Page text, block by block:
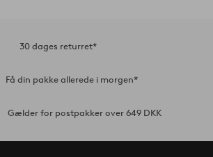
30 dages returret*
Få din pakke allerede i morgen*
Gælder for postpakker over 649 DKK